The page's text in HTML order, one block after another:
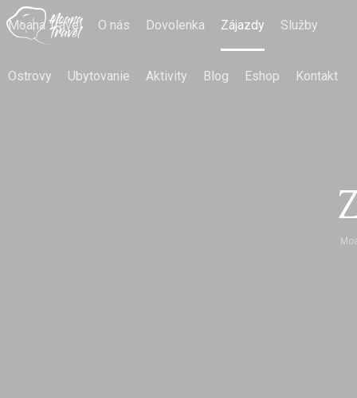
Moana Travel O nás Dovolenka Zájazdy Služby
Ostrovy Ubytovanie Aktivity Blog Eshop Kontakt